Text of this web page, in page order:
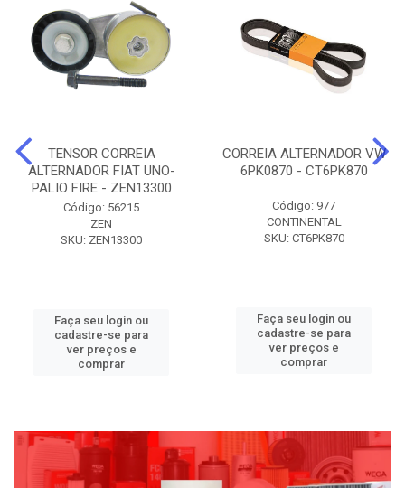
TENSOR CORREIA
ALTERNADOR FIAT UNO-
PALIO FIRE - ZEN13300
Código: 56215
ZEN
SKU: ZEN13300
Faça seu login ou
cadastre-se para
ver preços e
comprar
CORREIA ALTERNADOR VW
6PK0870 - CT6PK870
Código: 977
CONTINENTAL
SKU: CT6PK870
Faça seu login ou
cadastre-se para
ver preços e
comprar